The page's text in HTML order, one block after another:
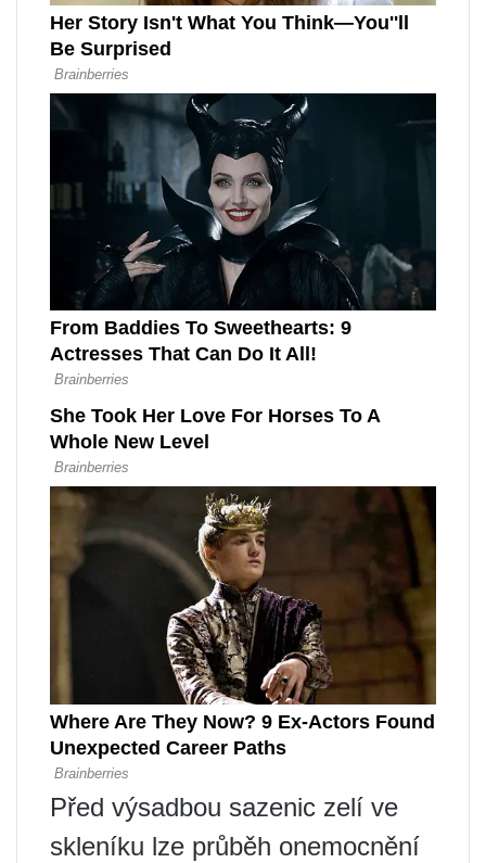
Před výsadbou sazenic zelí ve
skleníku lze průběh onemocnění